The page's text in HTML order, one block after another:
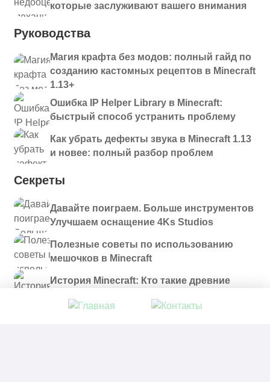
которые заслуживают вашего внимания
Руководства
Магия крафта без модов: полный гайд по
созданию кастомных рецептов в Minecraft
1.13+
Ошибка IP Helper Library в Minecraft:
быстрый способ устранить проблему
Как убрать дефекты звука в Minecraft 1.13
и новее: полный разбор проблем
Секреты
Давайте поиграем. Больше инструментов
Улучшаем оснащение 4Ks Studios
Полезные советы по использованию
мешочков в Minecraft
История Minecraft: Кто такие древние